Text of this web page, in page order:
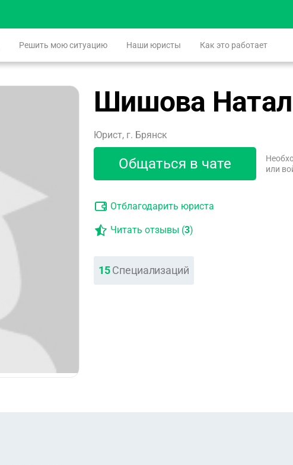
Решить мою ситуацию Наши юристы Как это работает
Шишова
Юрист, г. Брянск
Общаться в чате
или
Отблагодарить юриста
Читать отзывы (3)
15 Специализаций